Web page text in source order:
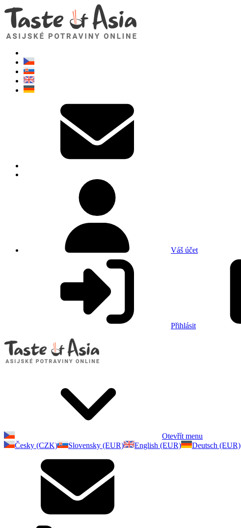
Váš účet
Přihlásit
Otevřít menu
Česky (CZK)
Slovensky (EUR) English (EUR) Deutsch (EUR)